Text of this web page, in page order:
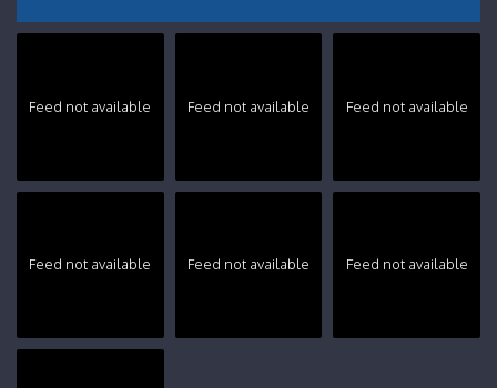
Feed not available Feed not available Feed not available
Feed not available Feed not available Feed not available